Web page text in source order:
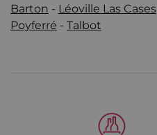
Barton - Léoville Las Cases
Poyferré - Talbot